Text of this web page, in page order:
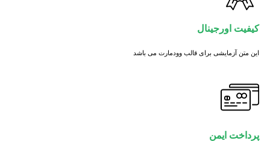
intense
cleansing
gel
عدد
کیفیت اورجینال
این متن آزمایشی برای قالب وودمارت می باشد
پرداخت ایمن